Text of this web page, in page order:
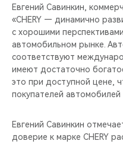
ВИДЕООБЗОРЫ
CHERY ДЛЯ ДЕТЕЙ
Евгений Савинкин,
«CHERY — динамично
с хорошими
автомобильном рынке.
соответствуют
имеют достаточно
это при доступной цене,
покупателей автомобилей
Евгений Савинкин
доверие к марке CHERY